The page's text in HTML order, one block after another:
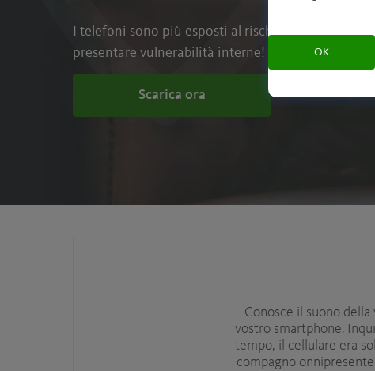
I telefoni sono più esposti al rischio di attacchi
presentare vulnerabilità interne!
Scarica ora
Conosce il suono
vostro smartphone.
tempo, il cellulare era
compagno
OK